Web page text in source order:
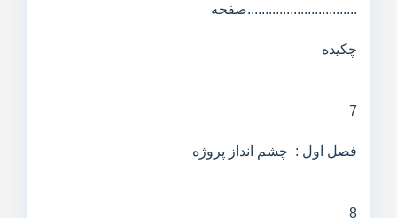
...............................صفحه
چکیده
7
فصل اول : چشم انداز پروژه
8